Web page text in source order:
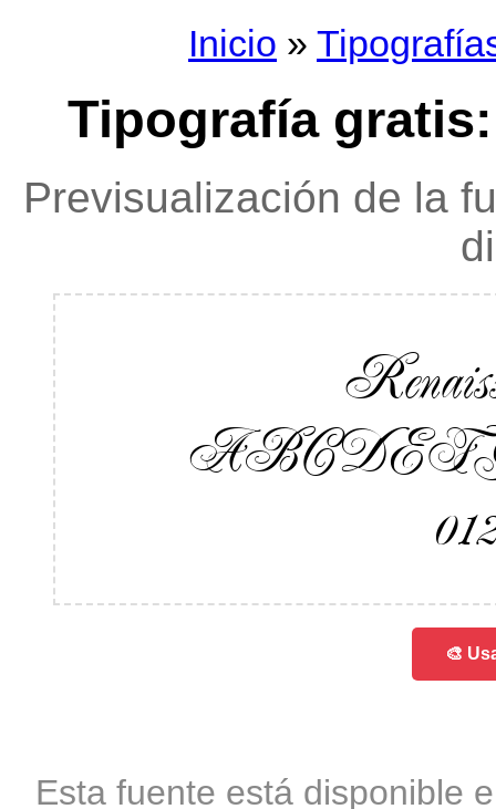
Inicio »
Tipografía
Previsualización de la
🎨
Esta fuente está disponible